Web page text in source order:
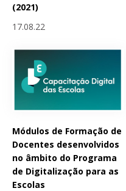
(2021)
17.08.22
Módulos de Formação de
Docentes desenvolvidos
no âmbito do Programa
de Digitalização para as
Escolas